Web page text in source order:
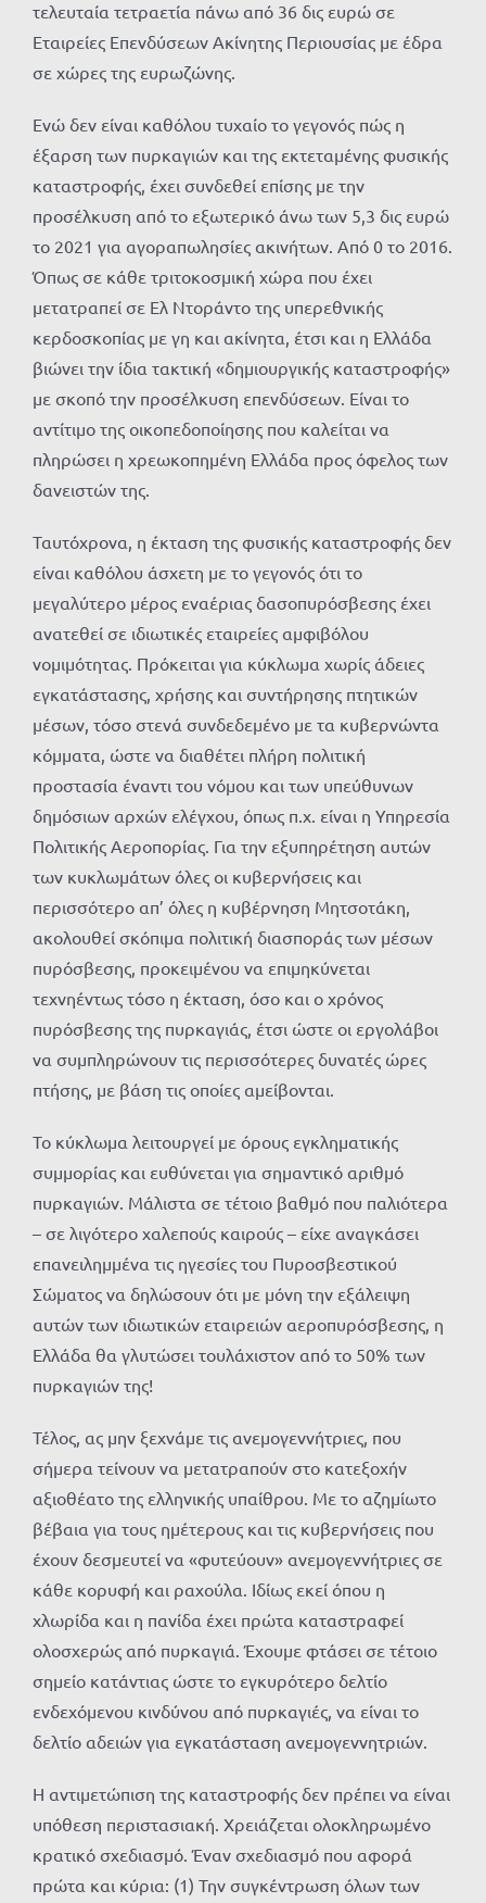
τελευταία τετραετία πάνω από 36 δις ευρώ σε
Εταιρείες Επενδύσεων Ακίνητης Περιουσίας με έδρα
σε χώρες της ευρωζώνης.
Ενώ δεν είναι καθόλου τυχαίο το γεγονός πώς η
έξαρση των πυρκαγιών και της εκτεταμένης φυσικής
καταστροφής, έχει συνδεθεί επίσης με την
προσέλκυση από το εξωτερικό άνω των 5,3 δις ευρώ
το 2021 για αγοραπωλησίες ακινήτων. Από 0 το 2016.
Όπως σε κάθε τριτοκοσμική χώρα που έχει
μετατραπεί σε Ελ Ντοράντο της υπερεθνικής
κερδοσκοπίας με γη και ακίνητα, έτσι και η Ελλάδα
βιώνει την ίδια τακτική «δημιουργικής καταστροφής»
με σκοπό την προσέλκυση επενδύσεων. Είναι το
αντίτιμο της οικοπεδοποίησης που καλείται να
πληρώσει η χρεωκοπημένη Ελλάδα προς όφελος των
δανειστών της.
Ταυτόχρονα, η έκταση της φυσικής καταστροφής δεν
είναι καθόλου άσχετη με το γεγονός ότι το
μεγαλύτερο μέρος εναέριας δασοπυρόσβεσης έχει
ανατεθεί σε ιδιωτικές εταιρείες αμφιβόλου
νομιμότητας. Πρόκειται για κύκλωμα χωρίς άδειες
εγκατάστασης, χρήσης και συντήρησης πτητικών
μέσων, τόσο στενά συνδεδεμένο με τα κυβερνώντα
κόμματα, ώστε να διαθέτει πλήρη πολιτική
προστασία έναντι του νόμου και των υπεύθυνων
δημόσιων αρχών ελέγχου, όπως π.χ. είναι η Υπηρεσία
Πολιτικής Αεροπορίας. Για την εξυπηρέτηση αυτών
των κυκλωμάτων όλες οι κυβερνήσεις και
περισσότερο απ’ όλες η κυβέρνηση Μητσοτάκη,
ακολουθεί σκόπιμα πολιτική διασποράς των μέσων
πυρόσβεσης, προκειμένου να επιμηκύνεται
τεχνηέντως τόσο η έκταση, όσο και ο χρόνος
πυρόσβεσης της πυρκαγιάς, έτσι ώστε οι εργολάβοι
να συμπληρώνουν τις περισσότερες δυνατές ώρες
πτήσης, με βάση τις οποίες αμείβονται.
Το κύκλωμα λειτουργεί με όρους εγκληματικής
συμμορίας και ευθύνεται για σημαντικό αριθμό
πυρκαγιών. Μάλιστα σε τέτοιο βαθμό που παλιότερα
– σε λιγότερο χαλεπούς καιρούς – είχε αναγκάσει
επανειλημμένα τις ηγεσίες του Πυροσβεστικού
Σώματος να δηλώσουν ότι με μόνη την εξάλειψη
αυτών των ιδιωτικών εταιρειών αεροπυρόσβεσης, η
Ελλάδα θα γλυτώσει τουλάχιστον από το 50% των
πυρκαγιών της!
Τέλος, ας μην ξεχνάμε τις ανεμογεννήτριες, που
σήμερα τείνουν να μετατραπούν στο κατεξοχήν
αξιοθέατο της ελληνικής υπαίθρου. Με το αζημίωτο
βέβαια για τους ημέτερους και τις κυβερνήσεις που
έχουν δεσμευτεί να «φυτεύουν» ανεμογεννήτριες σε
κάθε κορυφή και ραχούλα. Ιδίως εκεί όπου η
χλωρίδα και η πανίδα έχει πρώτα καταστραφεί
ολοσχερώς από πυρκαγιά. Έχουμε φτάσει σε τέτοιο
σημείο κατάντιας ώστε το εγκυρότερο δελτίο
ενδεχόμενου κινδύνου από πυρκαγιές, να είναι το
δελτίο αδειών για εγκατάσταση ανεμογεννητριών.
Η αντιμετώπιση της καταστροφής δεν πρέπει να είναι
υπόθεση περιστασιακή. Χρειάζεται ολοκληρωμένο
κρατικό σχεδιασμό. Έναν σχεδιασμό που αφορά
πρώτα και κύρια: (1) Την συγκέντρωση όλων των